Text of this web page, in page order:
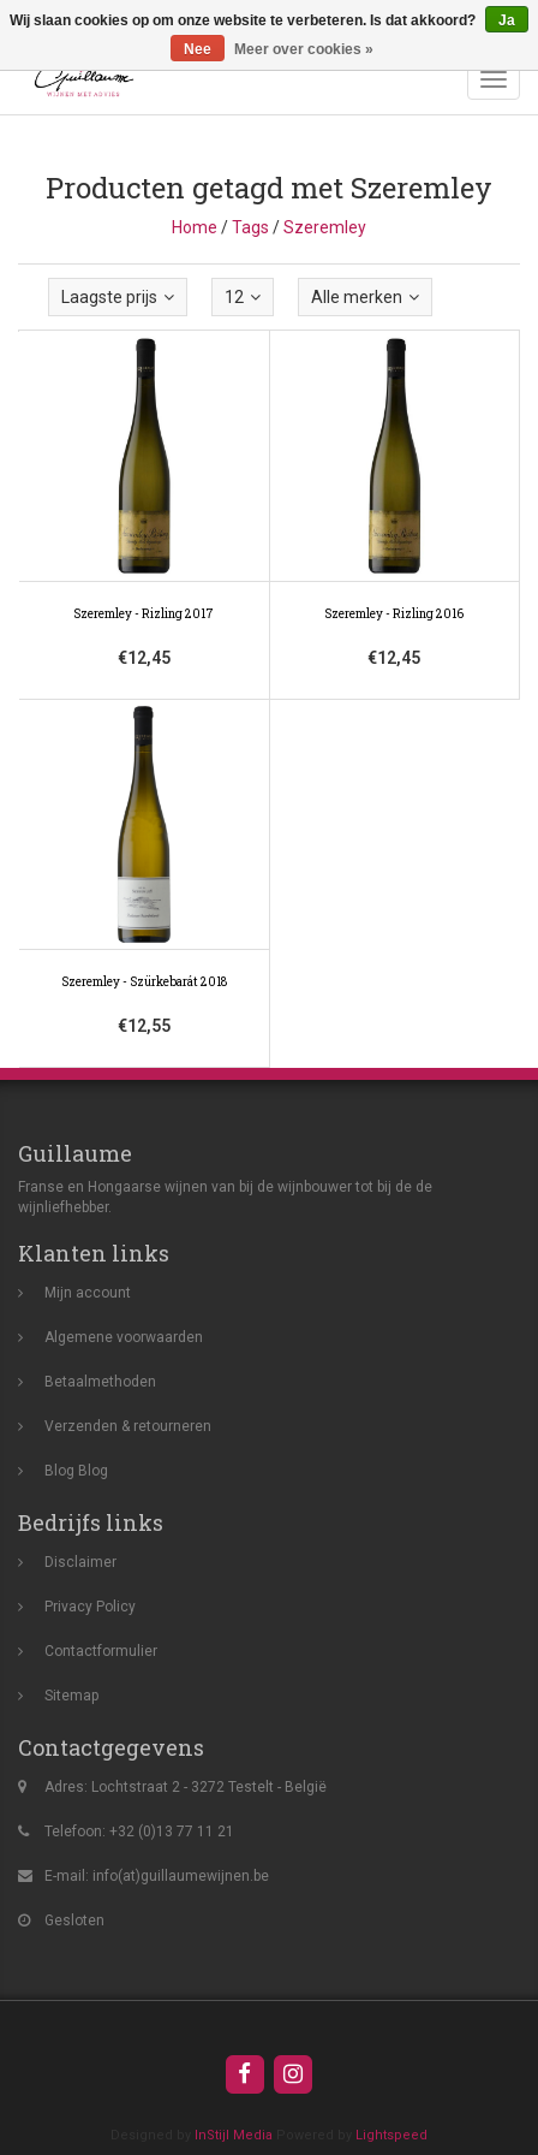
Vragen? Bel ons: +32 (0)13 - 77 11 21 - Winkel: Lochtstraat 2,
3272 Testelt -
info@guillaumewijnen.be
Producten getagd met Szeremley
Home /Tags /Szeremley
Laagste prijs 12 Alle merken
Szeremley - Rizling 2017
€12,45
Szeremley - Rizling 2016
€12,45
Szeremley - Szürkebarát 2018
€12,55
Guillaume
Franse en Hongaarse wijnen van bij de wijnbouwer tot bij de de
wijnliefhebber.
Klanten links
Mijn account
Algemene voorwaarden
Betaalmethoden
Verzenden & retourneren
Blog Blog
Bedrijfs links
Disclaimer
Privacy Policy
Contactformulier
Sitemap
Contactgegevens
Adres: Lochtstraat 2 - 3272 Testelt - België
Telefoon: +32 (0)13 77 11 21
E-mail: info(at)guillaumewijnen.be
Gesloten
InStijl Media Lightspeed
Wij slaan cookies op om onze website te verbeteren. Is dat akkoord?
Ja
Nee
Meer over cookies »